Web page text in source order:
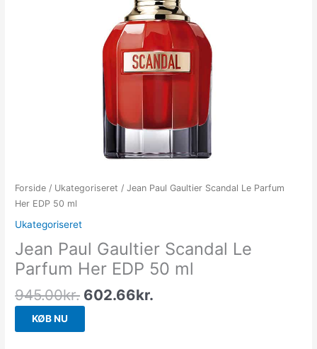
Forside / Ukategoriseret / Jean Paul Gaultier Scandal Le Parfum
Her EDP 50 ml
Ukategoriseret
Jean Paul Gaultier Scandal Le
Parfum Her EDP 50 ml
945.00kr. 602.66kr.
KØB NU